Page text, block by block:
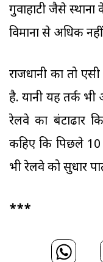
गुवाहाटी जैसे
विमानों से अधिक
राजधानी का तो
है. यानी यह तर्क
रेलवे का बंटाढार
कहिए कि पिछले
भी रेलवे को सुधार
***